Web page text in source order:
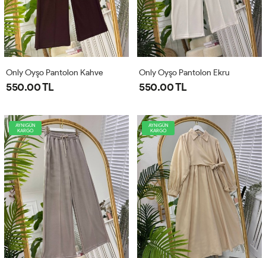
Only Oyşo Pantolon Kahve
550.00 TL
Only Oyşo Pantolon Ekru
550.00 TL
AYNIGÜN
KARGO
AYNIGÜN
KARGO